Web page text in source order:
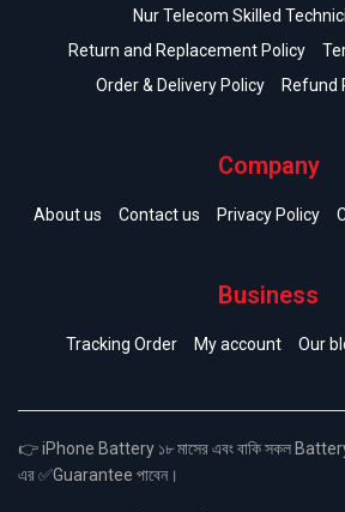
Nur Telecom Skilled
Return and Replacement Policy
Order & Delivery Policy
Refund
Company
About us Contact us Privacy Policy
Business
Tracking Order My account Our
👉 iPhone Battery ১৮ মাসের এবং বাকি সকল Battery
এর ✅Guarantee পাবেন।